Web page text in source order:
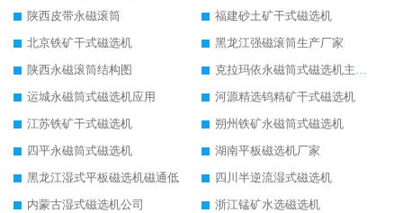
陕西皮带永磁滚筒
福建砂土矿干式磁选机
北京铁矿干式磁选机
黑龙江强磁滚筒生产厂家
陕西永磁滚筒结构图
克拉玛依永磁筒式磁选机主要技术参数
运城永磁筒式磁选机应用
河源精选钨精矿干式磁选机
江苏铁矿干式磁选机
朔州铁矿永磁筒式磁选机
四平永磁筒式磁选机
湖南平板磁选机厂家
黑龙江湿式平板磁选机磁通低
四川半逆流湿式磁选机
内蒙古湿式磁选机公司
浙江锰矿水选磁选机